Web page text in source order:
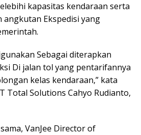
kapasitas kendaraan serta
angkutan Ekspedisi yang
Sebagai diterapkan
Di jalan tol yang pentarifannya
kelas kendaraan,” kata
Total Solutions Cahyo Rudianto,
VanJee Director of